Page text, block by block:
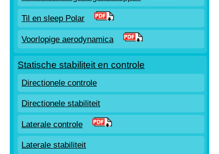
Til en sleep Polar
Voorlopige aerodynamica
Statische stabiliteit en controle
Directionele controle
Directionele stabiliteit
Laterale controle
Laterale stabiliteit